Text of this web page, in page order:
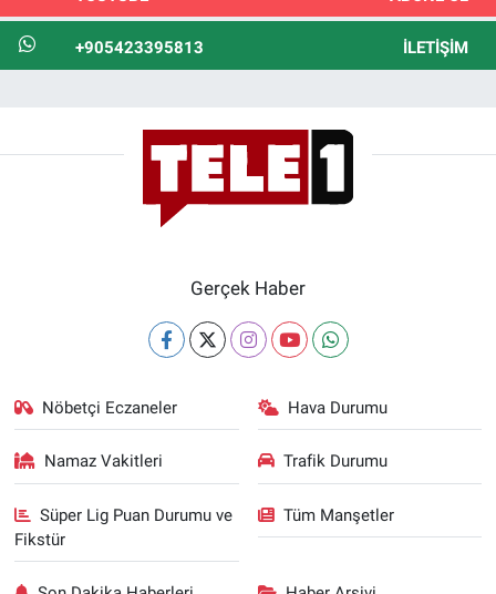
+905423395813 İLETIŞIM
Gerçek Haber
Nöbetçi Eczaneler Hava Durumu
Namaz Vakitleri Trafik Durumu
Süper Lig Puan Durumu ve
Fikstür
Tüm Manşetler